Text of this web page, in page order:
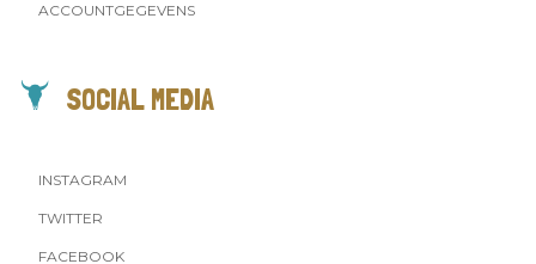
ACCOUNTGEGEVENS
SOCIAL MEDIA
INSTAGRAM
TWITTER
FACEBOOK